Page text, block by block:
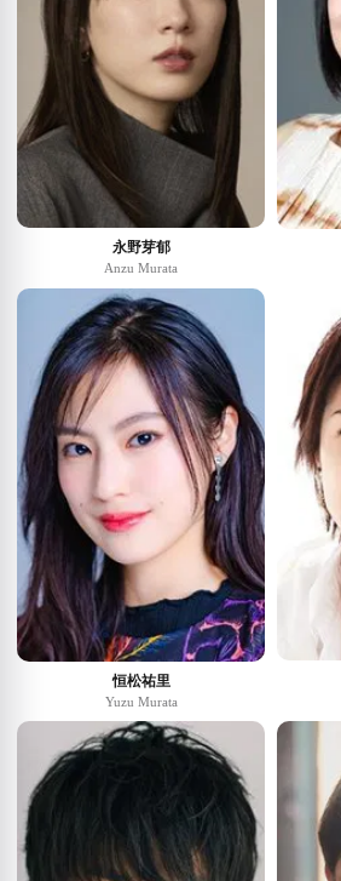
永野芽郁
Anzu Murata
恒松祐里
Yuzu Murata